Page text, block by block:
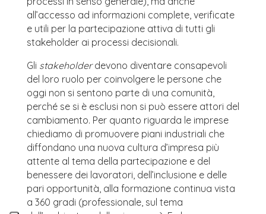
all’accesso ad informazioni complete, verificate
e utili per la partecipazione attiva di tutti gli
stakeholder ai processi decisionali.
Gli stakeholderdevono diventare consapevoli
del loro ruolo per coinvolgere le persone che
oggi non si sentono parte di una comunità,
perché se si è esclusi non si può essere attori del
cambiamento. Per quanto riguarda le imprese
chiediamo di promuovere piani industriali che
diffondano una nuova cultura d’impresa più
attente al tema della partecipazione e del
benessere dei lavoratori, dell’inclusione e delle
pari opportunità, alla formazione continua vista
a 360 gradi (professionale, sul tema